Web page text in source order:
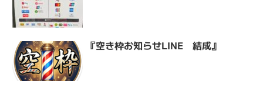
『空き枠お知らせLINE 結成』